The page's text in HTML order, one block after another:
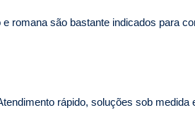
romana são bastante indicados para
rápido, soluções sob medida